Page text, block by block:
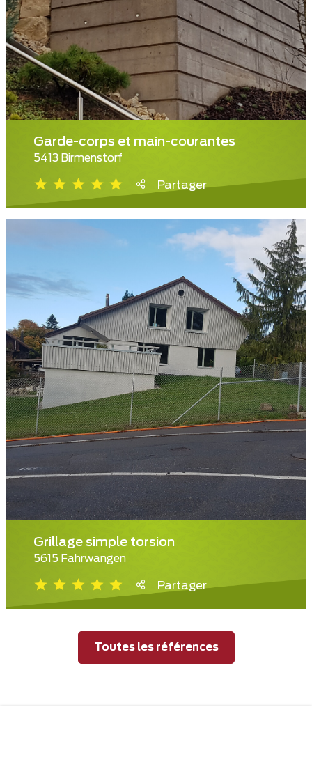
Garde-corps et main-courantes
5413 Birmenstorf
Partager
Grillage simple torsion
5615 Fahrwangen
Partager
Toutes les références